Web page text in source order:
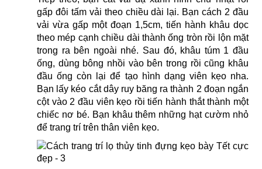
gấp đôi tấm vải theo chiều dài lại. Bạn cách 2 đầu
vải vừa gấp một đoạn 1,5cm, tiến hành khâu dọc
theo mép cạnh chiều dài thành ống tròn rồi lộn mặt
trong ra bên ngoài nhé. Sau đó, khâu túm 1 đầu
ống, dùng bông nhồi vào bên trong rồi cũng khâu
đầu ống còn lại để tạo hình dạng viên kẹo nha.
Bạn lấy kéo cắt dây ruy băng ra thành 2 đoạn ngắn
cột vào 2 đầu viên kẹo rồi tiến hành thắt thành một
chiếc nơ bé. Bạn khâu thêm những hạt cườm nhỏ
để trang trí trên thân viên kẹo.